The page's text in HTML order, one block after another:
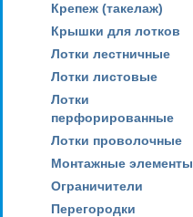
Крепеж (такелаж)
Крышки для лотков
Лотки лестничные
Лотки листовые
Лотки
перфорированные
Лотки проволочные
Монтажные элементы
Ограничители
Перегородки